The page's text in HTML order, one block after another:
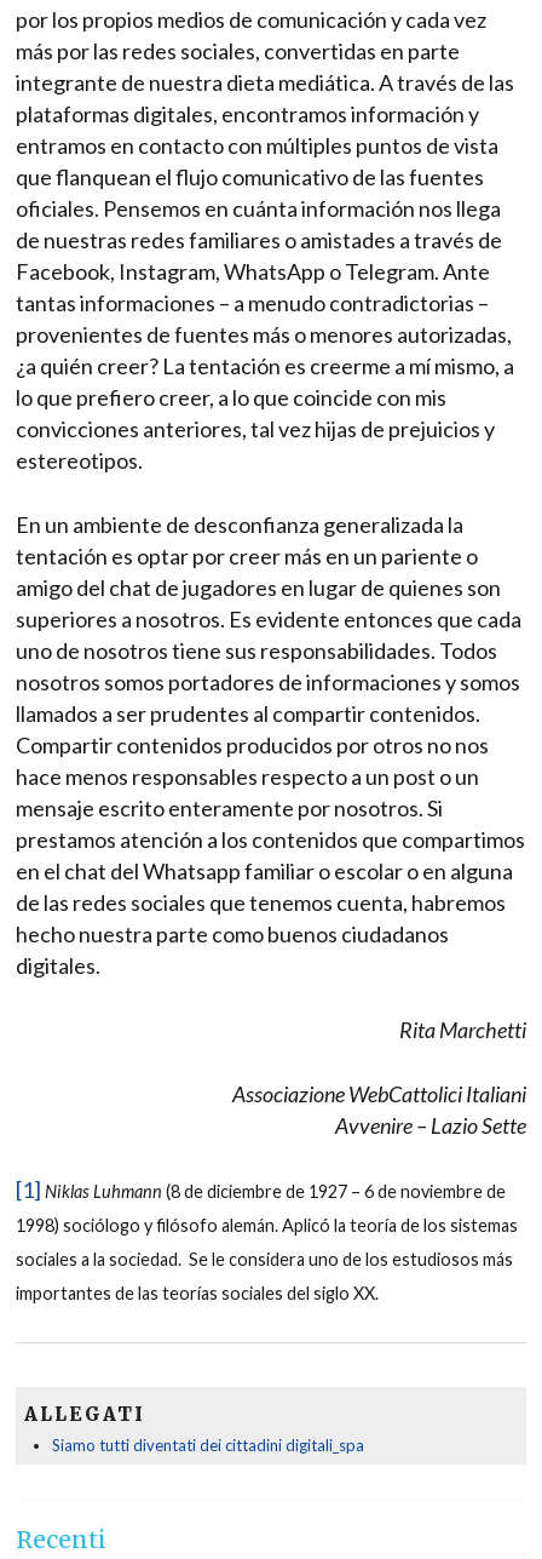
por los propios medios de comunicación y cada vez
más por las redes sociales, convertidas en parte
integrante de nuestra dieta mediática. A través de las
plataformas digitales, encontramos información y
entramos en contacto con múltiples puntos de vista
que flanquean el flujo comunicativo de las fuentes
oficiales. Pensemos en cuánta información nos llega
de nuestras redes familiares o amistades a través de
Facebook, Instagram, WhatsApp o Telegram. Ante
tantas informaciones – a menudo contradictorias –
provenientes de fuentes más o menores autorizadas,
¿a quién creer? La tentación es creerme a mí mismo, a
lo que prefiero creer, a lo que coincide con mis
convicciones anteriores, tal vez hijas de prejuicios y
estereotipos.
En un ambiente de desconfianza generalizada la
tentación es optar por creer más en un pariente o
amigo del chat de jugadores en lugar de quienes son
superiores a nosotros. Es evidente entonces que cada
uno de nosotros tiene sus responsabilidades. Todos
nosotros somos portadores de informaciones y somos
llamados a ser prudentes al compartir contenidos.
Compartir contenidos producidos por otros no nos
hace menos responsables respecto a un post o un
mensaje escrito enteramente por nosotros. Si
prestamos atención a los contenidos que compartimos
en el chat del Whatsapp familiar o escolar o en alguna
de las redes sociales que tenemos cuenta, habremos
hecho nuestra parte como buenos ciudadanos
digitales.
Rita Marchetti
Associazione WebCattolici Italiani
Avvenire – Lazio Sette
[1] Niklas Luhmann (8 de diciembre de 1927 – 6 de noviembre de
1998) sociólogo y filósofo alemán. Aplicó la teoría de los sistemas
sociales a la sociedad. Se le considera uno de los estudiosos más
importantes de las teorías sociales del siglo XX.
ALLEGATI
Siamo tutti diventati dei cittadini digitali_spa
Recenti